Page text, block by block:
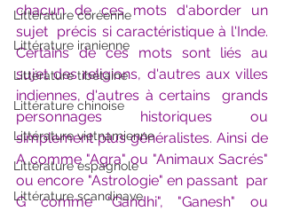
Littérature coréenne
Littérature iranienne
Littérature tibétaine
Littérature chinoise
Littérature vietnamienne
Littérature espagnole
Littérature scandinave
chacun de ces mots d'aborder un
sujet  précis si caractéristique à l'Inde.
Certains de ces mots sont liés au
sujet des religions, d'autres aux villes
indiennes, d'autres à certains  grands
personnages historiques ou
simplement plus généralistes. Ainsi de
A comme "Agra" ou "Animaux Sacrés"
ou encore "Astrologie" en passant  par
G comme "Gandhi", "Ganesh" ou